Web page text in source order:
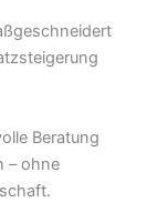
Beratung
– ohne